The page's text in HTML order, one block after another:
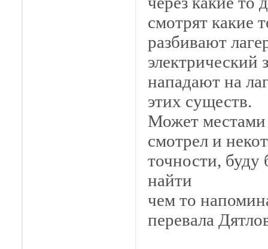
смотрят какие
разбивают
электрический
нападают на
этих существ.
Может
смотрел и
точности, буду
найти
чем то
перевала